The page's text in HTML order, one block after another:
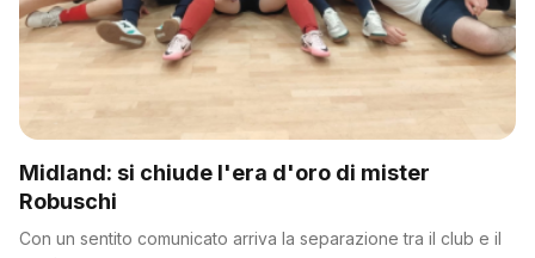
Midland: si chiude l'era d'oro di mister
Robuschi
Con un sentito comunicato arriva la separazione tra il club e il